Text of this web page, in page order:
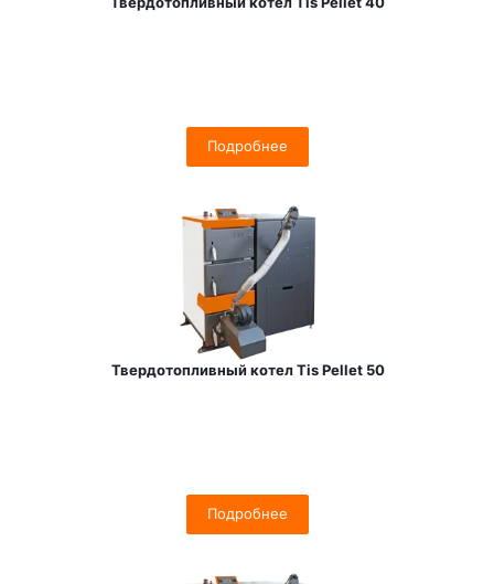
Подробнее
Твердотопливный котел Tis Pellet 50
Подробнее